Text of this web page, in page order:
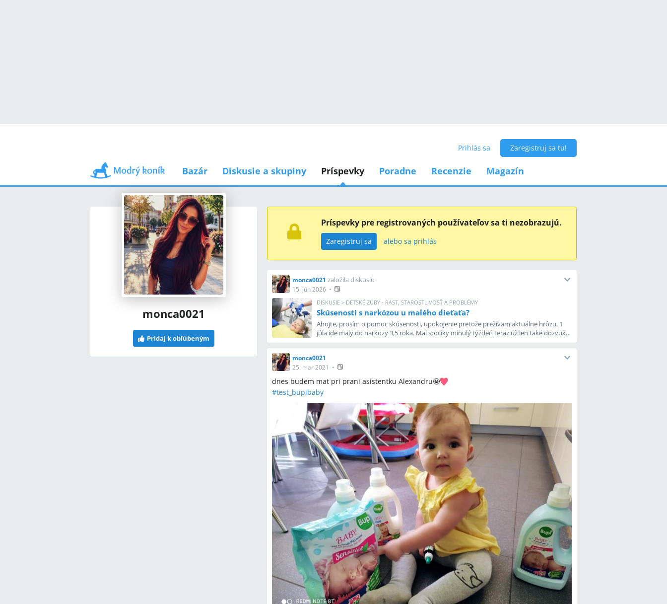
Prihlás sa Zaregistruj sa tu!
Bazár Diskusie a skupiny Príspevky Poradne Recenzie Magazín
Príspevky pre registrovaných používateľov sa ti nezobrazujú.
Zaregistruj sa alebo sa prihlás
monca0021 založila diskusiu
15. jún 2026 •
DISKUSIE > DETSKÉ ZUBY - RAST, STAROSTLIVOSŤ A PROBLÉMY
Skúsenosti s narkózou u malého dieťaťa?
Ahojte, prosím o pomoc skúsenosti, upokojenie pretože prežívam aktuálne hrôzu. 1
júla ide maly do narkozy 3,5 roka. Mal sopliky minulý týždeň teraz už len také dozvuky.
Do narkozy ide kvôli zúbkom, dv
monca0021
25. mar 2021 •
dnes budem mat pri prani asistentku Alexandru🤩
#test_bupibaby
monca0021
Pridaj k obľúbeným